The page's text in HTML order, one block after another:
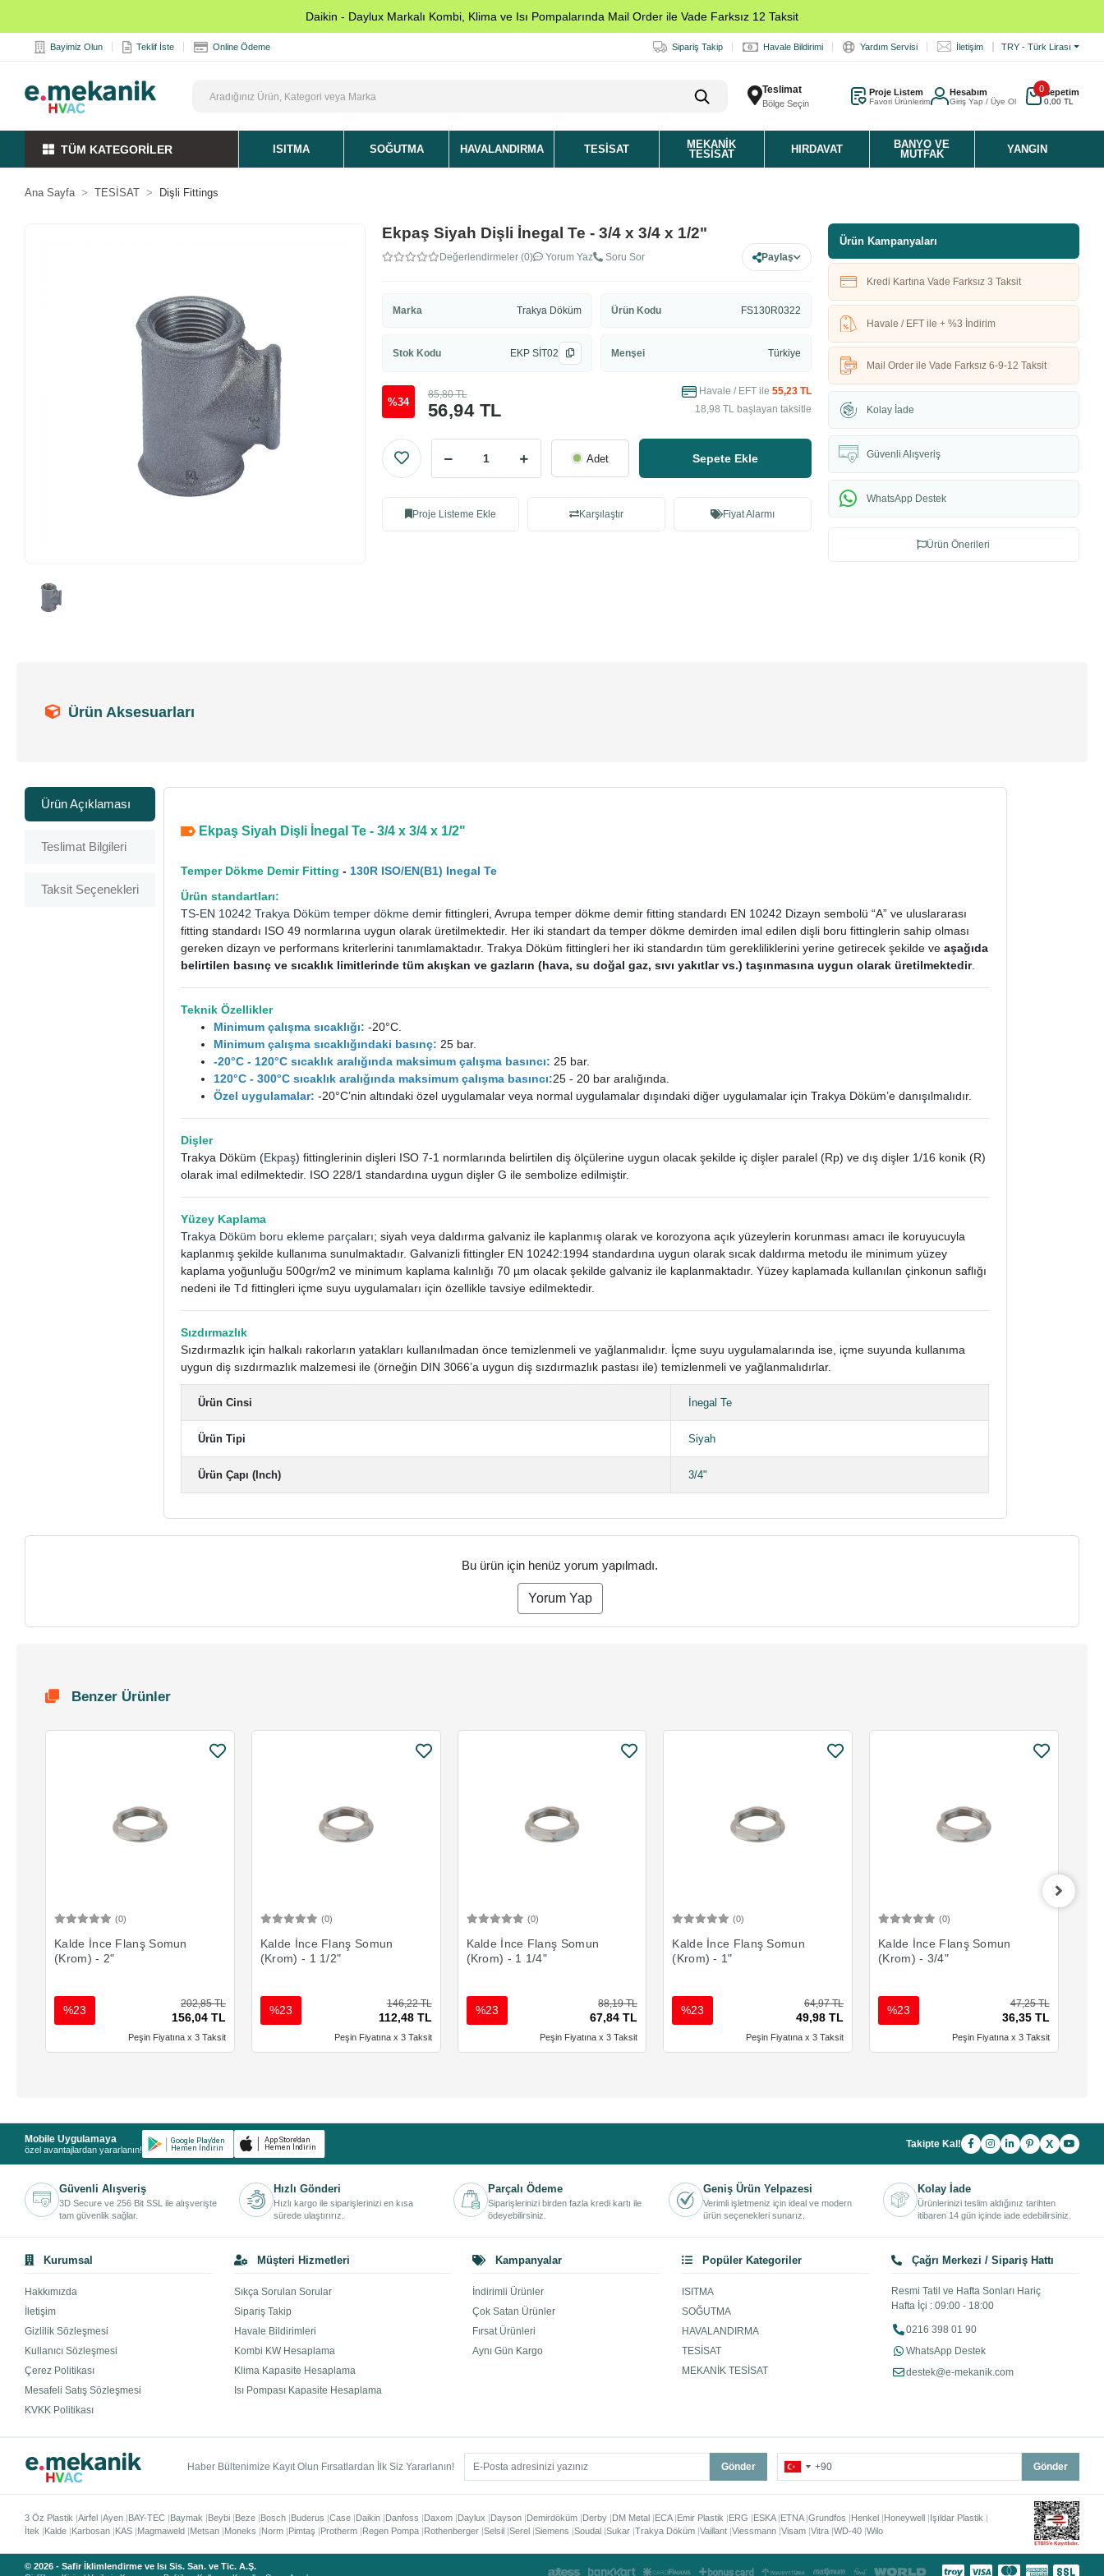
Daikin - Daylux Markalı Kombi, Klima ve Isı Pompalarında Mail Order ile Vade Farksız 12 Taksit
Bayimiz Olun Teklif İste Online Ödeme Sipariş Takip Havale Bildirimi Yardım Servisi İletişim TRY - Türk Lirası
Teslimat
Bölge Seçin
Proje Listem
Favori Ürünlerim
Hesabım
Giriş Yap / Üye Ol
0Sepetim
0,00 TL
TÜM KATEGORİLER ISITMA SOĞUTMA HAVALANDIRMA TESISAT
MEKANIK
TESISAT
HIRDAVAT
BANYO VE
MUTFAK
YANGIN
Ana Sayfa TESİSAT Dişli Fittings
Ekpaş Siyah Dişli İnegal Te - 3/4 x 3/4 x 1/2"
Değerlendirmeler (0) Yorum Yaz Soru Sor Paylaş
Marka Trakya Döküm Ürün Kodu FS130R0322
Stok Kodu EKP SİT02 Menşei Türkiye
%34 56,94 TL
85,80 TL Havale / EFT ile 55,23 TL
18,98 TL başlayan taksitle
Adet Sepete Ekle
Proje Listeme Ekle Karşılaştır Fiyat Alarmı
Ürün Kampanyaları
Kredi Kartına Vade Farksız 3 Taksit
Havale / EFT ile + %3 İndirim
Mail Order ile Vade Farksız 6-9-12 Taksit
Kolay İade
Güvenli Alışveriş
WhatsApp Destek
Ürün Önerileri
Ürün Aksesuarları
Ürün Açıklaması
Teslimat Bilgileri
Taksit Seçenekleri
Ekpaş Siyah Dişli İnegal Te - 3/4 x 3/4 x 1/2"
Temper Dökme Demir Fitting - 130R ISO/EN(B1) Inegal Te
Ürün standartları:
TS-EN 10242Trakya Döküm temper dökme demir fittingleri, Avrupa temper dökme demir fitting standardı EN 10242 Dizayn sembolü “A” ve uluslararası
fitting standardı ISO 49 normlarına uygun olarak üretilmektedir. Her iki standart da temper dökme demirden imal edilen dişli boru fittinglerin sahip olması
gereken dizayn ve performans kriterlerini tanımlamaktadır. Trakya Döküm fittingleri her iki standardın tüm gerekliliklerini yerine getirecek şekilde veaşağıda
belirtilen basınç ve sıcaklık limitlerinde tüm akışkan ve gazların (hava, su doğal gaz, sıvı yakıtlar vs.) taşınmasına uygun olarak üretilmektedir.
Teknik Özellikler
Minimum çalışma sıcaklığı: -20°C.
Minimum çalışma sıcaklığındaki basınç: 25 bar.
-20°C - 120°C sıcaklık aralığında maksimum çalışma basıncı: 25 bar.
120°C - 300°C sıcaklık aralığında maksimum çalışma basıncı:25 - 20 bar aralığında.
Özel uygulamalar: -20°C’nin altındaki özel uygulamalar veya normal uygulamalar dışındaki diğer uygulamalar için Trakya Döküm’e danışılmalıdır.
Dişler
Trakya Döküm (Ekpaş) fittinglerinin dişleri ISO 7-1 normlarında belirtilen diş ölçülerine uygun olacak şekilde iç dişler paralel (Rp) ve dış dişler 1/16 konik (R)
olarak imal edilmektedir. ISO 228/1 standardına uygun dişler G ile sembolize edilmiştir.
Yüzey Kaplama
Trakya Döküm boru ekleme parçaları; siyah veya daldırma galvaniz ile kaplanmış olarak ve korozyona açık yüzeylerin korunması amacı ile koruyucuyla
kaplanmış şekilde kullanıma sunulmaktadır. Galvanizli fittingler EN 10242:1994 standardına uygun olarak sıcak daldırma metodu ile minimum yüzey
kaplama yoğunluğu 500gr/m2 ve minimum kaplama kalınlığı 70 µm olacak şekilde galvaniz ile kaplanmaktadır. Yüzey kaplamada kullanılan çinkonun saflığı
nedeni ile Td fittingleri içme suyu uygulamaları için özellikle tavsiye edilmektedir.
Sızdırmazlık
Sızdırmazlık için halkalı rakorların yatakları kullanılmadan önce temizlenmeli ve yağlanmalıdır. İçme suyu uygulamalarında ise, içme suyunda kullanıma
uygun diş sızdırmazlık malzemesi ile (örneğin DIN 3066’a uygun diş sızdırmazlık pastası ile) temizlenmeli ve yağlanmalıdırlar.
Ürün Cinsi İnegal Te
Ürün Tipi Siyah
Ürün Çapı (Inch) 3/4"
Bu ürün için henüz yorum yapılmadı.
Yorum Yap
Benzer Ürünler
(0)
Kalde İnce Flanş Somun
(Krom) - 2"
202,85 TL
156,04 TL
%23
Peşin Fiyatına x 3 Taksit
(0)
Kalde İnce Flanş Somun
(Krom) - 1 1/2"
146,22 TL
112,48 TL
%23
Peşin Fiyatına x 3 Taksit
(0)
Kalde İnce Flanş Somun
(Krom) - 1 1/4"
88,19 TL
67,84 TL
%23
Peşin Fiyatına x 3 Taksit
(0)
Kalde İnce Flanş Somun
(Krom) - 1"
64,97 TL
49,98 TL
%23
Peşin Fiyatına x 3 Taksit
(0)
Kalde İnce Flanş Somun
(Krom) - 3/4"
47,25 TL
36,35 TL
%23
Peşin Fiyatına x 3 Taksit
Mobile Uygulamaya
özel avantajlardan yararlanın! Takipte Kal! X
Güvenli Alışveriş
3D Secure ve 256 Bit SSL ile alışverişte
tam güvenlik sağlar.
Hızlı Gönderi
Hızlı kargo ile siparişlerinizi en kısa
sürede ulaştırırız.
Parçalı Ödeme
Siparişlerinizi birden fazla kredi kartı ile
ödeyebilirsiniz.
Geniş Ürün Yelpazesi
Verimli işletmeniz için ideal ve modern
ürün seçenekleri sunarız.
Kolay İade
Ürünlerinizi teslim aldığınız tarihten
itibaren 14 gün içinde iade edebilirsiniz.
Kurumsal
Hakkımızda
İletişim
Gizlilik Sözleşmesi
Kullanıcı Sözleşmesi
Çerez Politikası
Mesafeli Satış Sözleşmesi
KVKK Politikası
Müşteri Hizmetleri
Sıkça Sorulan Sorular
Sipariş Takip
Havale Bildirimleri
Kombi KW Hesaplama
Klima Kapasite Hesaplama
Isı Pompası Kapasite Hesaplama
Kampanyalar
İndirimli Ürünler
Çok Satan Ürünler
Fırsat Ürünleri
Aynı Gün Kargo
Popüler Kategoriler
ISITMA
SOĞUTMA
HAVALANDIRMA
TESİSAT
MEKANİK TESİSAT
Çağrı Merkezi / Sipariş Hattı
Resmi Tatil ve Hafta Sonları Hariç
Hafta İçi : 09:00 - 18:00
0216 398 01 90
WhatsApp Destek
destek@e-mekanik.com
Haber Bültenimize Kayıt Olun Fırsatlardan İlk Siz Yararlanın! Gönder Gönder
3 Öz Plastik Airfel Ayen BAY-TEC Baymak Beybi Beze Bosch Buderus Case Daikin Danfoss Daxom Daylux Dayson Demirdöküm Derby DM Metal ECA Emir Plastik ERG ESKA ETNA Grundfos Henkel Honeywell Işıldar Plastik
İtek
Kalde Karbosan KAS Magmaweld Metsan Moneks Norm Pimtaş Protherm Regen Pompa Rothenberger Selsil Serel Siemens Soudal Sukar Trakya Döküm Vaillant Viessmann Visam Vitra WD-40 Wilo
© 2026 - Safir İklimlendirme ve Isı Sis. San. ve Tic. A.Ş.